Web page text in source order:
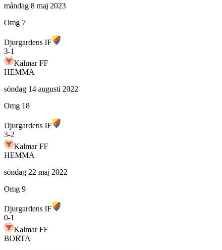
måndag 8 maj 2023
Omg 7
Djurgardens IF
3-1
Kalmar FF
HEMMA
söndag 14 augusti 2022
Omg 18
Djurgardens IF
3-2
Kalmar FF
HEMMA
söndag 22 maj 2022
Omg 9
Djurgardens IF
0-1
Kalmar FF
BORTA